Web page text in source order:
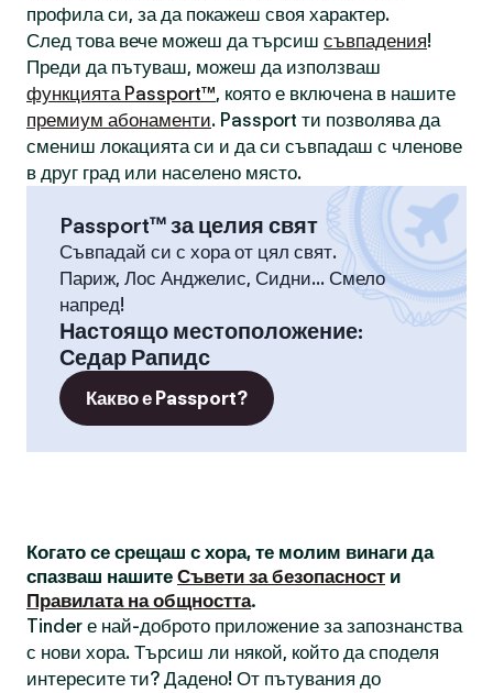
профила си, за да покажеш своя характер.
След това вече можеш да търсиш съвпадения!
Преди да пътуваш, можеш да използваш
функцията Passport™, която е включена в нашите
премиум абонаменти. Passport ти позволява да
смениш локацията си и да си съвпадаш с членове
в друг град или населено място.
Passport™ за целия свят
Съвпадай си с хора от цял свят.
Париж, Лос Анджелис, Сидни... Смело
напред!
Настоящо местоположение:
Седар Рапидс
Какво е Passport?
Когато се срещаш с хора, те молим винаги да
спазваш нашите Съвети за безопасност и
Правилата на общността.
Tinder е най-доброто приложение за запознанства
с нови хора. Търсиш ли някой, който да споделя
интересите ти? Дадено! От пътувания до